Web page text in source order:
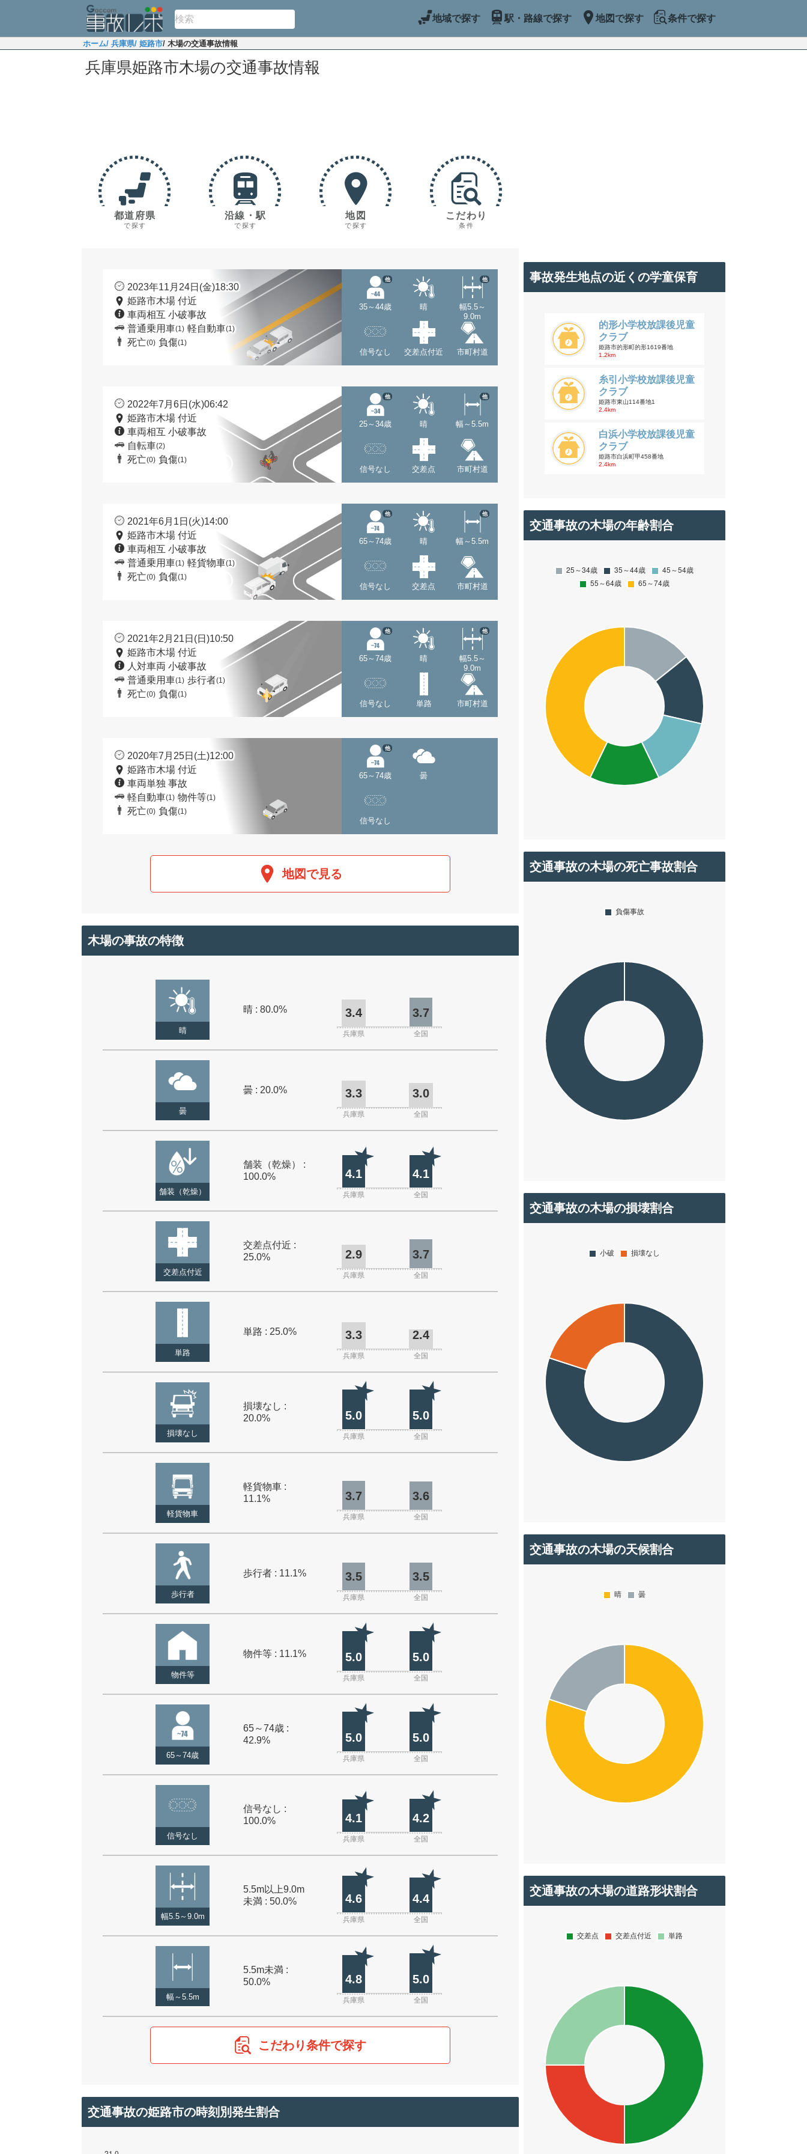
地域で探す 駅・路線で探す 地図で探す 条件で探す
ホーム/ 兵庫県/ 姫路市/ 木場の交通事故情報
兵庫県姫路市木場の交通事故情報
都道府県
で探す
沿線・駅
で探す
地図
で探す
こだわり
条件
2023年11月24日(金)18:30
姫路市木場 付近
車両相互 小破事故
普通乗用車(1) 軽自動車(1)
死亡(0) 負傷(1)
35～44歳
他
晴
幅5.5～
9.0m
他
信号なし 交差点付近 市町村道
2022年7月6日(水)06:42
姫路市木場 付近
車両相互 小破事故
自転車(2)
死亡(0) 負傷(1)
25～34歳
他
晴 幅～5.5m
他
信号なし 交差点 市町村道
2021年6月1日(火)14:00
姫路市木場 付近
車両相互 小破事故
普通乗用車(1) 軽貨物車(1)
死亡(0) 負傷(1)
65～74歳
他
晴 幅～5.5m
他
信号なし 交差点 市町村道
2021年2月21日(日)10:50
姫路市木場 付近
人対車両 小破事故
普通乗用車(1) 歩行者(1)
死亡(0) 負傷(1)
65～74歳
他
晴
幅5.5～
9.0m
他
信号なし 単路 市町村道
2020年7月25日(土)12:00
姫路市木場 付近
車両単独 事故
軽自動車(1) 物件等(1)
死亡(0) 負傷(1)
65～74歳
他
曇
信号なし
地図で見る
木場の事故の特徴
晴
晴 : 80.0% 3.4 3.7
兵庫県 全国
曇
曇 : 20.0% 3.3 3.0
兵庫県 全国
舗装（乾燥）
舗装（乾燥） :
100.0%
4.1 4.1
兵庫県 全国
交差点付近
交差点付近 :
25.0%
2.9 3.7
兵庫県 全国
単路
単路 : 25.0% 3.3 2.4
兵庫県 全国
損壊なし
損壊なし :
20.0%
5.0 5.0
兵庫県 全国
軽貨物車
軽貨物車 :
11.1%
3.7 3.6
兵庫県 全国
歩行者
歩行者 : 11.1% 3.5 3.5
兵庫県 全国
物件等
物件等 : 11.1% 5.0 5.0
兵庫県 全国
65～74歳
65～74歳 :
42.9%
5.0 5.0
兵庫県 全国
信号なし
信号なし :
100.0%
4.1 4.2
兵庫県 全国
幅5.5～9.0m
5.5m以上9.0m
未満 : 50.0%
4.6 4.4
兵庫県 全国
幅～5.5m
5.5m未満 :
50.0%
4.8 5.0
兵庫県 全国
こだわり条件で探す
交通事故の姫路市の時刻別発生割合
事故発生地点の近くの学童保育
的形小学校放課後児童
クラブ
姫路市的形町的形1619番地
1.2km
糸引小学校放課後児童
クラブ
姫路市東山114番地1
2.4km
白浜小学校放課後児童
クラブ
姫路市白浜町甲458番地
2.4km
交通事故の木場の年齢割合
交通事故の木場の死亡事故割合
交通事故の木場の損壊割合
交通事故の木場の天候割合
交通事故の木場の道路形状割合